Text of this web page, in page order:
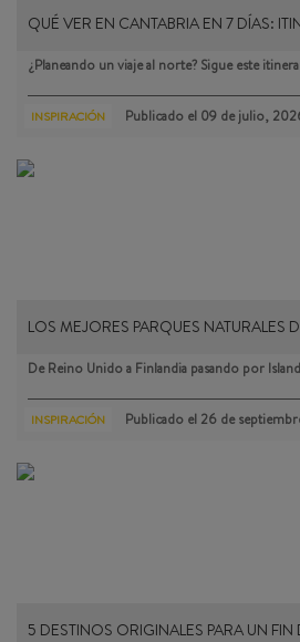
QUÉ VER EN CANTABRIA EN 7 DÍAS:
¿Planeando un viaje al norte? Sigue este
INSPIRACIÓN Publicado el 09 de julio,
LOS MEJORES PARQUES NATURALES
De Reino Unido a Finlandia pasando por
INSPIRACIÓN Publicado el 26 de
5 DESTINOS ORIGINALES PARA UN